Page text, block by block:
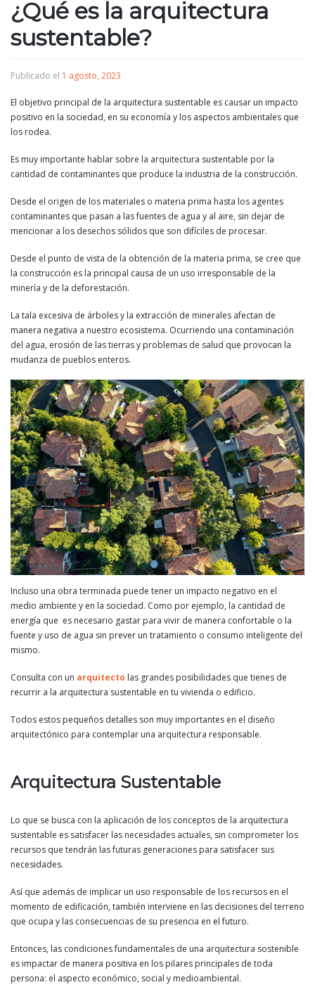
¿Qué es la arquitectura
sustentable?
Publicado el 1 agosto, 2023
El objetivo principal de la arquitectura sustentable es causar un impacto
positivo en la sociedad, en su economía y los aspectos ambientales que
los rodea.
Es muy importante hablar sobre la arquitectura sustentable por la
cantidad de contaminantes que produce la industria de la construcción.
Desde el origen de los materiales o materia prima hasta los agentes
contaminantes que pasan a las fuentes de agua y al aire, sin dejar de
mencionar a los desechos sólidos que son difíciles de procesar.
Desde el punto de vista de la obtención de la materia prima, se cree que
la construcción es la principal causa de un uso irresponsable de la
minería y de la deforestación.
La tala excesiva de árboles y la extracción de minerales afectan de
manera negativa a nuestro ecosistema. Ocurriendo una contaminación
del agua, erosión de las tierras y problemas de salud que provocan la
mudanza de pueblos enteros.
Incluso una obra terminada puede tener un impacto negativo en el
medio ambiente y en la sociedad. Como por ejemplo, la cantidad de
energía que es necesario gastar para vivir de manera confortable o la
fuente y uso de agua sin prever un tratamiento o consumo inteligente del
mismo.
Consulta con un arquitecto las grandes posibilidades que tienes de
recurrir a la arquitectura sustentable en tu vivienda o edificio.
Todos estos pequeños detalles son muy importantes en el diseño
arquitectónico para contemplar una arquitectura responsable.
Arquitectura Sustentable
Lo que se busca con la aplicación de los conceptos de la arquitectura
sustentable es satisfacer las necesidades actuales, sin comprometer los
recursos que tendrán las futuras generaciones para satisfacer sus
necesidades.
Así que además de implicar un uso responsable de los recursos en el
momento de edificación, también interviene en las decisiones del terreno
que ocupa y las consecuencias de su presencia en el futuro.
Entonces, las condiciones fundamentales de una arquitectura sostenible
es impactar de manera positiva en los pilares principales de toda
persona: el aspecto económico, social y medioambiental.